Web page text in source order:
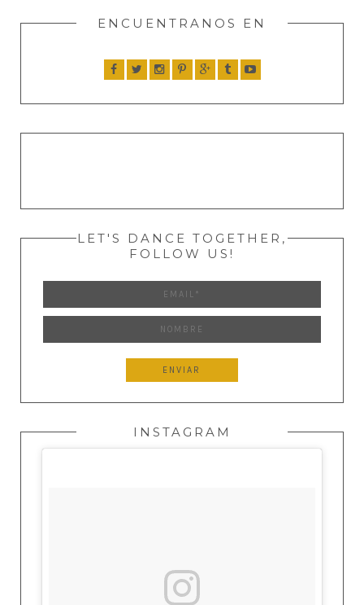
ENCUENTRANOS EN
LET'S DANCE TOGETHER,
FOLLOW US!
INSTAGRAM